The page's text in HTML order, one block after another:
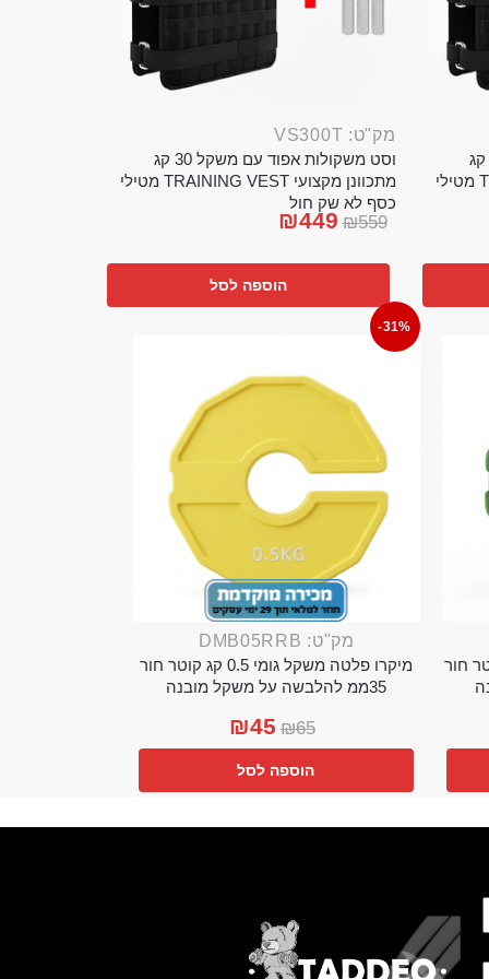
וסט משקולות אפוד עם משקל 20 קג
מתכוונן מקצועי TRAINING VEST מטילי
מק"ט: VS300T
וסט משקולות אפוד עם משקל 30 קג
מתכוונן מקצועי TRAINING VEST מטילי
כסף לא שק חול
₪559
₪449
הוספה לסל
0.25 קג קוטר חור
-31%
מק"ט: DMB05RRB
מיקרו פלטה משקל גומי 0.5 קג קוטר חור
35ממ להלבשה על משקל מובנה
₪65
₪45
הוספה לסל